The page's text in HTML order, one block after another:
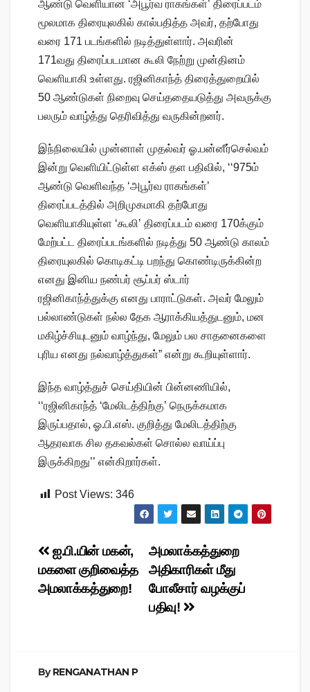
ஆண்டு வெளியான ‘அபூர்வ ராகங்கள்’ திரைப்படம்
மூலமாக திரையுலகில் கால்பதித்த அவர், தற்போது
வரை 171 படங்களில் நடித்துள்ளார். அவரின்
171வது திரைப்படமான கூலி நேற்று முன்தினம்
வெளியாகி உள்ளது. ரஜினிகாந்த் திரைத்துறையில்
50 ஆண்டுகள் நிறைவு செய்ததையடுத்து அவருக்கு
பலரும் வாழ்த்து தெரிவித்து வருகின்றனர்.
இந்நிலையில் முன்னாள் முதல்வர் ஓ.பன்னீர்செல்வம்
இன்று வெளியிட்டுள்ள எக்ஸ் தள பதிவில், ‘‘975ம்
ஆண்டு வெளிவந்த ‘அபூர்வ ராகங்கள்’
திரைப்படத்தில் அறிமுகமாகி தற்போது
வெளியாகியுள்ள ‘கூலி’ திரைப்படம் வரை 170க்கும்
மேற்பட்ட திரைப்படங்களில் நடித்து 50 ஆண்டு காலம்
திரையுலகில் கொடிகட்டி பறந்து கொண்டிருக்கின்ற
எனது இனிய நண்பர் சூப்பர் ஸ்டார்
ரஜினிகாந்த்துக்கு எனது பாராட்டுகள். அவர் மேலும்
பல்லாண்டுகள் நல்ல தேக ஆராக்கியத்துடனும், மன
மகிழ்ச்சியுடனும் வாழ்ந்து, மேலும் பல சாதனைகளை
புரிய எனது நல்வாழ்த்துகள்” என்று கூறியுள்ளார்.
இந்த வாழ்த்துச் செய்தியின் பின்னணியில்,
‘‘ரஜினிகாந்த் ‘மேலிடத்திற்கு’ நெருக்கமாக
இருப்பதால், ஓ.பி.எஸ். குறித்து மேலிடத்திற்கு
ஆதரவாக சில தகவல்கள் சொல்ல வாய்ப்பு
இருக்கிறது’’ என்கிறார்கள்.
Post Views: 346
Post
navigation
அமலாக்கத்துறை
அதிகாரிகள் மீது
போலீசார் வழக்குப்
பதிவு!
ஐ.பி.யின் மகன்,
மகளை குறிவைத்த
அமலாக்கத்துறை!
ByRENGANATHAN P